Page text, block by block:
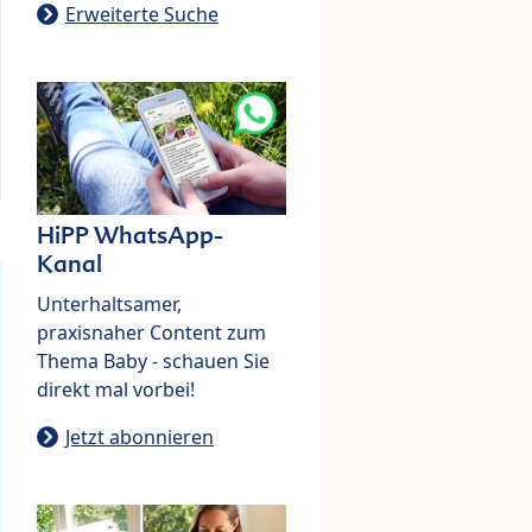
Erweiterte Suche
HiPP WhatsApp-
Kanal
Unterhaltsamer,
praxisnaher Content zum
Thema Baby - schauen Sie
direkt mal vorbei!
Jetzt abonnieren